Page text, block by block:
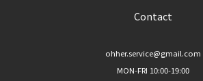
Contact
ohher.service@gmail.com
MON-FRI 10:00-19:00